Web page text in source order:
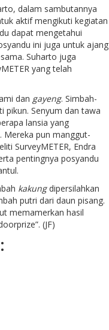
dalam sambutannya
aktif mengikuti kegiatan
dapat mengetahui
ini juga untuk ajang
Suharto juga
yang telah
dan gayeng. Simbah-
Senyum dan tawa
lansia yang
Mereka pun manggut-
SurveyMETER, Endra
pentingnya posyandu
kakungdipersilahkan
putri dari daun pisang.
memamerkan hasil
(JF)